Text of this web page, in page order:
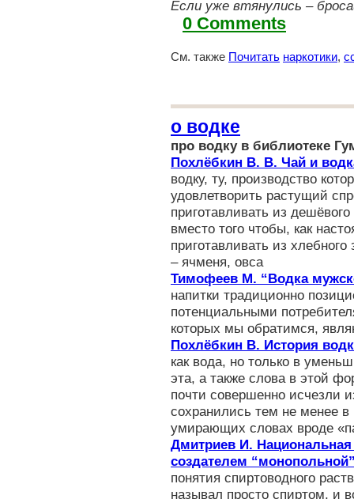
Если уже втянулись –
0 Comments
См. также Почитать наркотики,
о водке
про водку в библиотеке
Похлёбкин В. В. Чай и
водку, ту, производство
удовлетворить растущий
приготавливать из
вместо того чтобы, как
приготавливать из
– ячменя, овса
Тимофеев М. “Водка
напитки традиционно
потенциальными
которых мы обратимся,
Похлёбкин В. История
как вода, но только в
эта, а также слова в этой
почти совершенно исчезли
сохранились тем не менее в
умирающих словах вроде
Дмитриев И.
создателем
понятия спиртоводного
называл просто спиртом, и